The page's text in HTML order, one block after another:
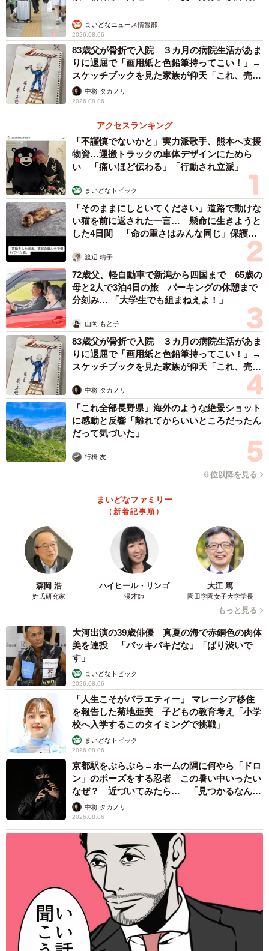
3/8
収容能力は、財布、カードケース、ミンティア、香水、ハンカチ。
パッド入りのハサミも本物さながらです…！
「ビジュアルに惹かれて買いました。生産数が少なく、人
と被らないのも魅力です。購入前にルイ・ヴィトン展に足
を運び、普段見られないアイテムを自分の目で見て、素敵
なアイテムは手元に置いておきたいとも思いました」と話
す。
購入後にXに写真を投稿すると、バカにしてくるコメントも
あった。「自分では可愛いと思っていましたが、いざ批判
的な意見を叩きつけられると、高額なこともあり無駄な買
い物だったかな…と心が折れそうになりました」と苦笑
い。しかし、好きなものを人目を気にして纏えないのは寂
しいと思い、使い始めた。「名前はエヴィトンちゃんで
まいどなニュース情報部
2026.08.06
83歳父が骨折で入院 ３カ月の病院生活があま
りに退屈で「画用紙と色鉛筆持ってこい！」→
スケッチブックを見た家族が仰天「これ、売れ
ますよ…」
中将 タカノリ
2026.08.06
アクセスランキング
「不謹慎でないかと」実力派歌手、熊本へ支援
物資…運搬トラックの車体デザインにためら
い 「痛いほど伝わる」「行動され立派」
まいどなトピック
「そのままにしといてください」道路で動けな
い猫を前に返された一言… 懸命に生きようと
した4日間 「命の重さはみんな同じ」保護団
渡辺 晴子
72歳父、軽自動車で新潟から四国まで 65歳の
母と2人で3泊4日の旅 パーキングの休憩まで
分刻み… 「大学生でも組まねえよ！」
山岡 もと子
83歳父が骨折で入院 ３カ月の病院生活があま
りに退屈で「画用紙と色鉛筆持ってこい！」→
スケッチブックを見た家族が仰天「これ、売れ
中将 タカノリ
「これ全部長野県」海外のような絶景ショット
に感動と反響「離れてからいいところだったん
だって気づいた」
行橋 友
６位以降を見る
まいどなファミリー
（新着記事順）
森岡 浩
姓氏研究家
ハイヒール・リンゴ
漫才師
大江 篤
園田学園女子大学学長
もっと見る
大河出演の39歳俳優 真夏の海で赤銅色の肉体
美を連投 「バッキバキだな」「ばり渋いで
す」
まいどなトピック
2026.08.06
「人生こそがバラエティー」 マレーシア移住
を報告した菊地亜美 子どもの教育考え「小学
校へ入学するこのタイミングで挑戦」
まいどなトピック
2026.08.06
京都駅をぶらぶら→ホームの隅に何やら「ドロ
ン」のポーズをする忍者 この暑い中いったい
なぜ？ 近づいてみたら… 「見つかるなんて
未熟」中将 タカノリ
2026.08.06